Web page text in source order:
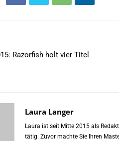
Razorfish holt vier Titel
Laura Langer
Laura ist seit Mitte 2015 als
tätig. Zuvor machte Sie Ihren